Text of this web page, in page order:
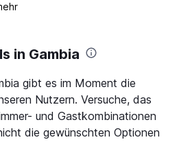
in Gambia
gibt es im Moment die
Nutzern. Versuche, das
und Gastkombinationen
die gewünschten Optionen